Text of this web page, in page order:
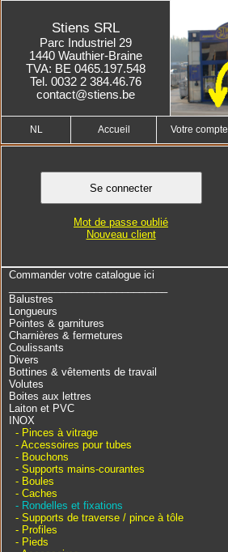
Stiens SRL
Parc Industriel 29
1440 Wauthier-Braine
TVA: BE 0465.197.548
Tel. 0032 2 384.46.76
contact@stiens.be
NL Accueil Votre compte
Commander votre catalogue ici
Balustres
Longueurs
Pointes & garnitures
Charnières & fermetures
Coulissants
Divers
Bottines & vêtements de travail
Volutes
Boites aux lettres
Laiton et PVC
INOX
- Pinces à vitrage
- Accessoires pour tubes
- Bouchons
- Supports mains-courantes
- Boules
- Caches
- Rondelles et fixations
- Supports de traverse / pince à tôle
- Profiles
- Pieds
Mot de passe oublié
Nouveau client